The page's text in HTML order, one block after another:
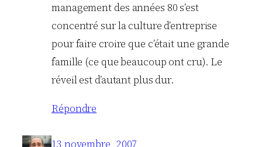
management des années 80 s’est
concentré sur la culture d’entreprise
pour faire croire que c’était une grande
famille (ce que beaucoup ont cru). Le
réveil est d’autant plus dur.
Répondre
13 novembre, 2007